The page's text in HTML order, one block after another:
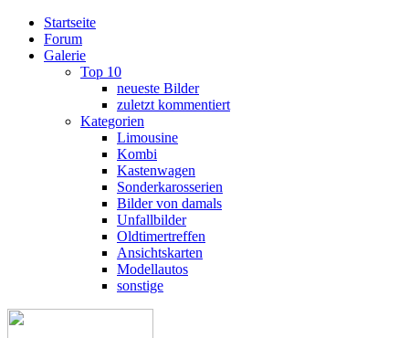
Startseite
Forum
Galerie
Top 10
neueste Bilder
zuletzt kommentiert
Kategorien
Limousine
Kombi
Kastenwagen
Sonderkarosserien
Bilder von damals
Unfallbilder
Oldtimertreffen
Ansichtskarten
Modellautos
sonstige